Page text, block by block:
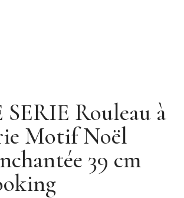
Rouleau à
Motif Noël
39 cm